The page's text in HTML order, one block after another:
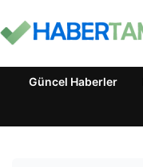
Güncel Haberler